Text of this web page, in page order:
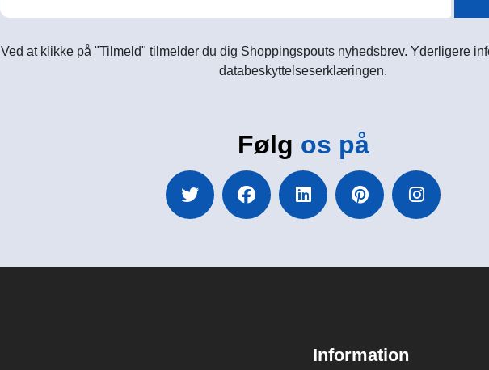
Ved at klikke på "Tilmeld" tilmelder du dig Shoppingspouts nyhedsbrev. Yderligere
databeskyttelseserklæringen.
Følg os på
Information